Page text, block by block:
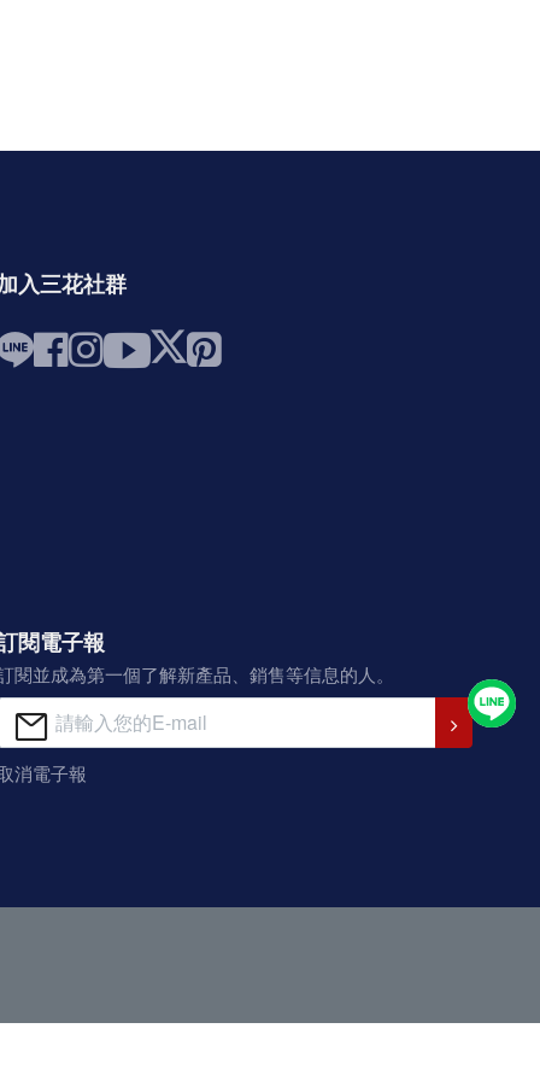
入三花社群
閱電子報
閱並成為第一個了解新產品、銷售等信息的人。
消電子報